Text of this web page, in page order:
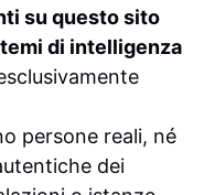
su questo sito
di intelligenza
persone reali, né
dei